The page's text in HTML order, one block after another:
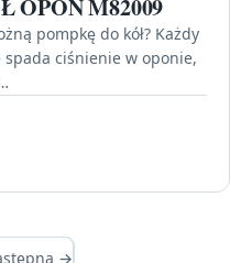
OPON M82009
pompkę do kół? Każdy
ciśnienie w oponie,
→